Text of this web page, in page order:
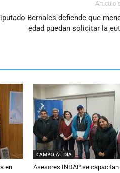
Artículo
Bernales defiende que
edad puedan solicitar la
en
CAMPO AL DIA
Asesores INDAP se capacitan